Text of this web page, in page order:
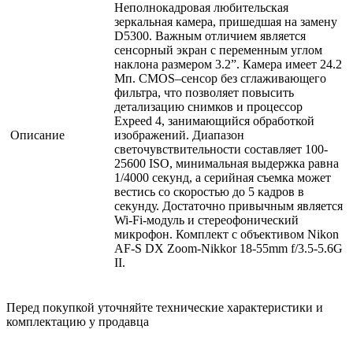
Описание
Неполнокадровая любительская
зеркальная камера, пришедшая на замену
D5300. Важным отличием является
сенсорный экран с переменным углом
наклона размером 3.2”. Камера имеет 24.2
Мп. CMOS–сенсор без сглаживающего
фильтра, что позволяет повысить
детализацию снимков и процессор
Expeed 4, занимающийся обработкой
изображений. Диапазон
светочувствительности составляет 100-
25600 ISO, минимальная выдержка равна
1/4000 секунд, а серийная съемка может
вестись со скоростью до 5 кадров в
секунду. Достаточно привычным является
Wi-Fi-модуль и стереофонический
микрофон. Комплект с объективом Nikon
AF-S DX Zoom-Nikkor 18-55mm f/3.5-5.6G
II.
Перед покупкой уточняйте технические характеристики и
комплектацию у продавца